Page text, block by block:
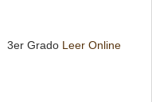
3er Grado Leer Online